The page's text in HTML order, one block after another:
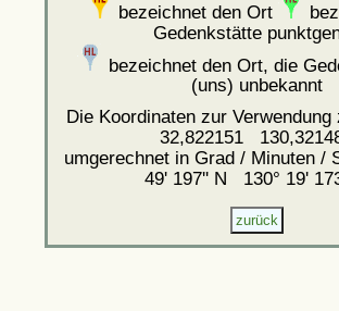
bezeichnet den Ort
Gedenkstätte
bezeichnet den Ort, die
(uns) unbekannt
Die Koordinaten zur
32,822151
umgerechnet in Grad / Minuten /
49' 197'' N 130° 19'